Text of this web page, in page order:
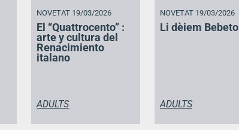
NOVETAT 19/03/2026
El “Quattrocento” :
arte y cultura del
Renacimiento
italano
ADULTS
NOVETAT 19/03/2026
Li dèiem Bebeto
ADULTS